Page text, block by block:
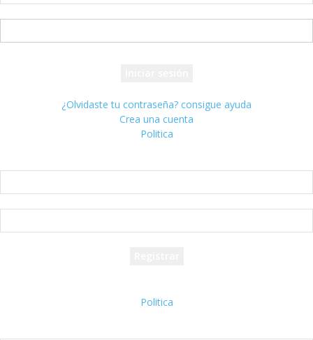
¿Olvidaste tu contraseña? consigue ayuda
Crea una cuenta
Politica
Politica